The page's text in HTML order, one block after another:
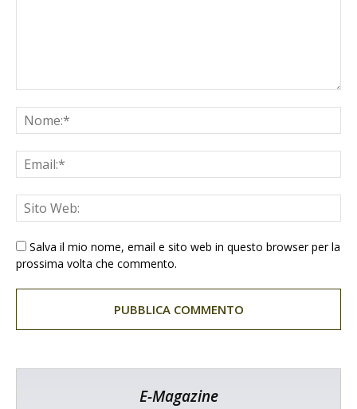
Salva il mio nome, email e sito web in questo browser per la
prossima volta che commento.
E-Magazine